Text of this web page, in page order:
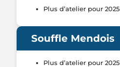
Plus d’atelier pour 2025
Souffle Mendois
Plus d’atelier pour 2025